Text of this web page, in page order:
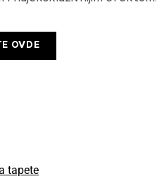
OVDE
tapete